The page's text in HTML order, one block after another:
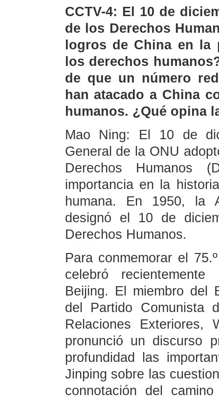
CCTV-4: El 10 de
de los Derechos
logros de China en
los derechos
de que un número
han atacado a China
humanos. ¿Qué opina
Mao Ning: El 10 de
General de la ONU
Derechos
importancia en la
humana. En 1950, la
designó el 10 de
Derechos Humanos.
Para conmemorar el
celebró
Beijing. El miembro del
del Partido Comunista
Relaciones
pronunció un discurso
profundidad las
Jinping sobre las
connotación del